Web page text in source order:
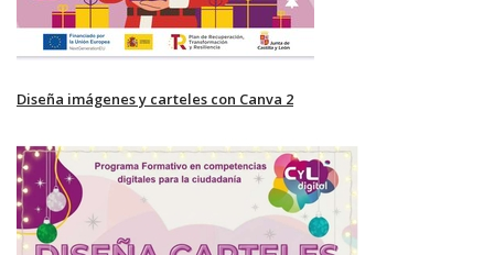
Diseña imágenes y carteles con Canva 2